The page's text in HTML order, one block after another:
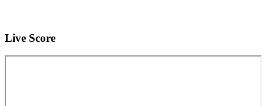
Live Score